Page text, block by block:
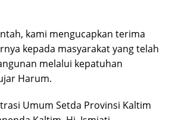
kami mengucapkan terima
kepada masyarakat yang telah
melalui kepatuhan
Harum.
Umum Setda Provinsi Kaltim